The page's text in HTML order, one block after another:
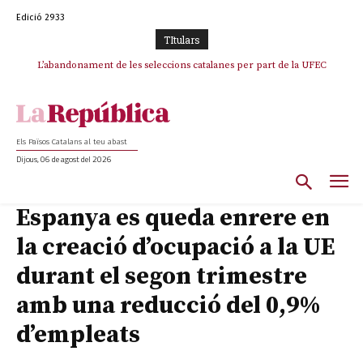
Edició 2933
TItulars
L’abandonament de les seleccions catalanes per part de la UFEC
Els Països Catalans al teu abast
Dijous, 06 de agost del 2026
Espanya es queda enrere en
la creació d’ocupació a la UE
durant el segon trimestre
amb una reducció del 0,9%
d’empleats